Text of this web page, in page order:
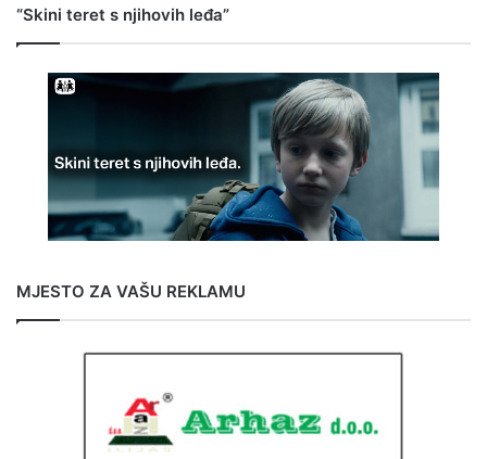
“Skini teret s njihovih leđa”
MJESTO ZA VAŠU REKLAMU